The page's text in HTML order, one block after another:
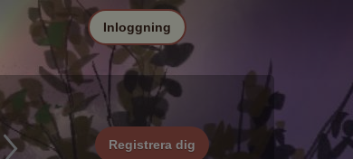
Registrera dig
Inloggning